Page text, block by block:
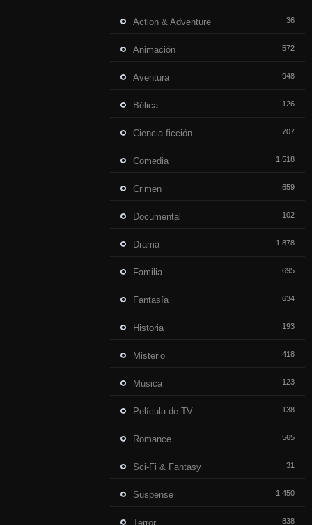
Action & Adventure 36
Animación 572
Aventura 948
Bélica 126
Ciencia ficción 707
Comedia 1,518
Crimen 659
Documental 102
Drama 1,878
Familia 695
Fantasía 634
Historia 193
Misterio 418
Música 123
Película de TV 138
Romance 565
Sci-Fi & Fantasy 31
Suspense 1,450
Terror 838